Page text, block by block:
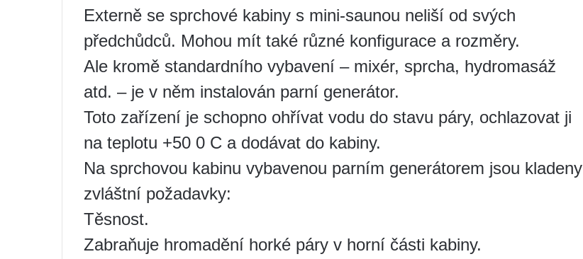
Externě se sprchové kabiny s mini-saunou neliší od svých
předchůdců. Mohou mít také různé konfigurace a rozměry.
Ale kromě standardního vybavení – mixér, sprcha, hydromasáž
atd. – je v něm instalován parní generátor.
Toto zařízení je schopno ohřívat vodu do stavu páry, ochlazovat ji
na teplotu +50 0 C a dodávat do kabiny.
Na sprchovou kabinu vybavenou parním generátorem jsou kladeny
zvláštní požadavky:
Těsnost.
Zabraňuje hromadění horké páry v horní části kabiny.